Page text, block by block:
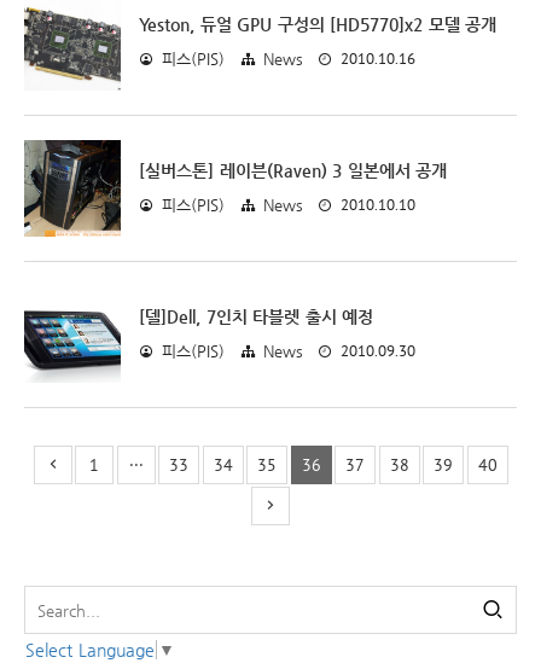
Yeston, 듀얼 GPU 구성의 [HD5770]x2 모델 공개
피스(PIS) News 2010.10.16
[실버스톤] 레이븐(Raven) 3 일본에서 공개
피스(PIS) News 2010.10.10
[델]Dell, 7인치 타블렛 출시 예정
피스(PIS) News 2010.09.30
1 ··· 33 34 35 36 37 38 39 40
Select Language ▼